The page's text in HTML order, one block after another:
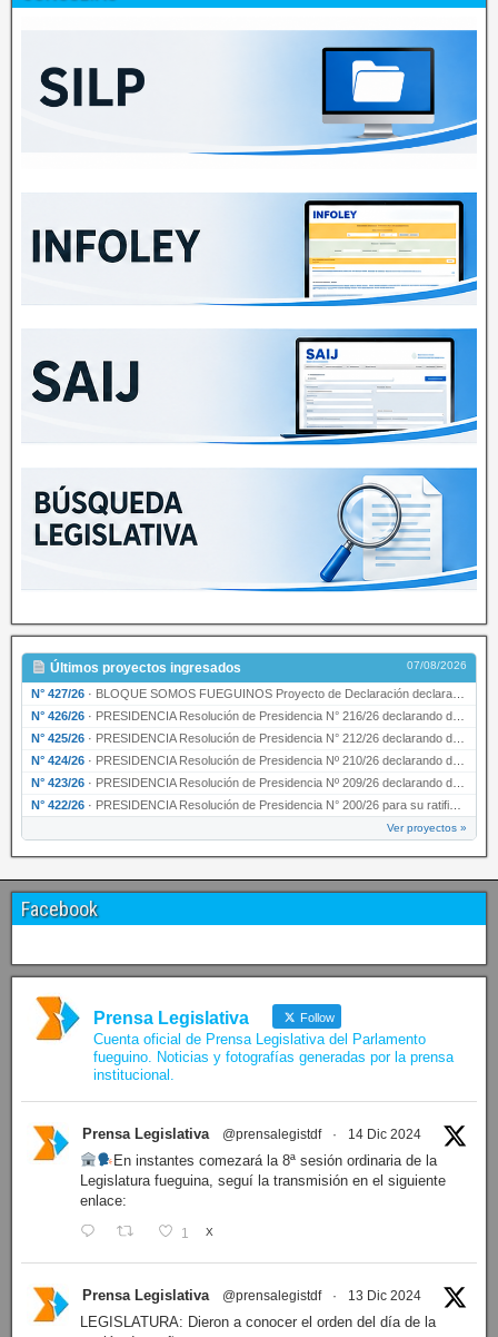
Últimos proyectos ingresados 07/08/2026
N° 427/26 · BLOQUE SOMOS FUEGUINOS Proyecto de Declaración declarando de interés provincial PRESIDENCI…
N° 426/26 · PRESIDENCIA Resolución de Presidencia N° 216/26 declarando de interés provincial la labor …
N° 425/26 · PRESIDENCIA Resolución de Presidencia N° 212/26 declarando de interés provincial el “50° A…
N° 424/26 · PRESIDENCIA Resolución de Presidencia Nº 210/26 declarando de interés provincial el proyec…
N° 423/26 · PRESIDENCIA Resolución de Presidencia Nº 209/26 declarando de interés provincial la presen…
N° 422/26 · PRESIDENCIA Resolución de Presidencia N° 200/26 para su ratificación.
Ver proyectos »
Facebook
Prensa Legislativa Follow
Cuenta oficial de Prensa Legislativa del Parlamento
fueguino. Noticias y fotografías generadas por la prensa
institucional.
Prensa Legislativa @prensalegistdf · 14 Dic 2024
En instantes comezará la 8ª sesión ordinaria de la
Legislatura fueguina, seguí la transmisión en el siguiente
enlace:
1 X
Prensa Legislativa @prensalegistdf · 13 Dic 2024
LEGISLATURA: Dieron a conocer el orden del día de la